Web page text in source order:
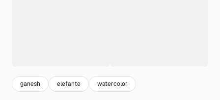
ganesh elefante watercolor